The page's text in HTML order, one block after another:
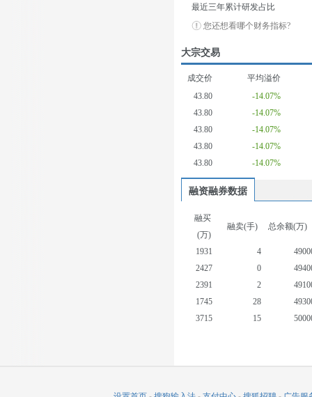
最近三年累计研发占比
您还想看哪个财务指标?
大宗交易
成交价
平均溢价
43.80
-14.07%
43.80
-14.07%
43.80
-14.07%
43.80
-14.07%
43.80
-14.07%
融资融券数据
融买
(万)
融卖(手) 总余额(万)
1931 4
2427
0
2391
2
1745
28
3715
15
2341
2